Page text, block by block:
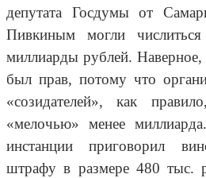
депутата Госдумы от
Пивкиным могли числиться
миллиарды рублей. Наверное,
был прав, потому что
«созидателей», как
«мелочью» менее
инстанции приговорил
штрафу в размере 480 тыс.